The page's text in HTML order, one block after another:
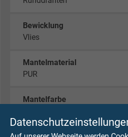
Bewicklung
Vlies
Mantelmaterial
PUR
Mantelfarbe